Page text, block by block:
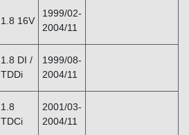
1.8 16V
1999/02-
2004/11
1.8 DI /
TDDi
1999/08-
2004/11
1.8
TDCi
2001/03-
2004/11